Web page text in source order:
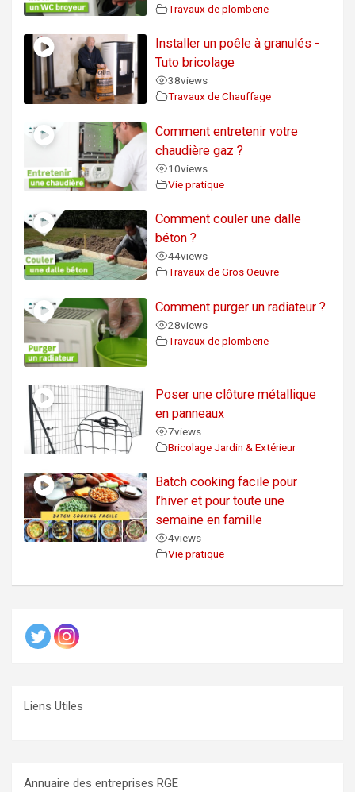
Travaux de plomberie
Installer un poêle à granulés -
Tuto bricolage
38views
Travaux de Chauffage
Comment entretenir votre
chaudière gaz ?
10views
Vie pratique
Comment couler une dalle
béton ?
44views
Travaux de Gros Oeuvre
Comment purger un radiateur ?
28views
Travaux de plomberie
Poser une clôture métallique
en panneaux
7views
Bricolage Jardin & Extérieur
Batch cooking facile pour
l’hiver et pour toute une
semaine en famille
4views
Vie pratique
Liens Utiles
Annuaire des entreprises RGE